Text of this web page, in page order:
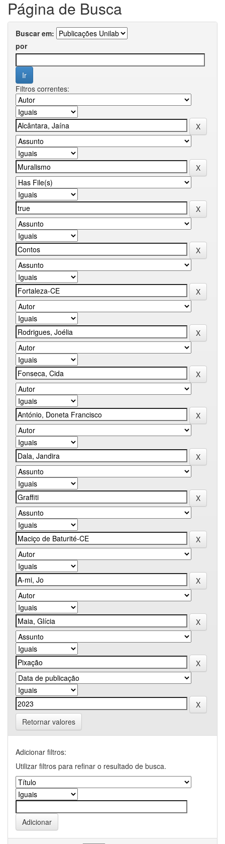
Página de Busca
Buscar em:
por
Filtros correntes:
Retornar valores
Adicionar filtros:
Utilizar filtros para refinar o resultado de busca.